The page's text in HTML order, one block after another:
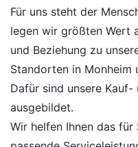
Für uns steht der
legen wir größten Wert
und Beziehung zu
Standorten in Monheim
Dafür sind unsere
ausgebildet.
Wir helfen Ihnen das